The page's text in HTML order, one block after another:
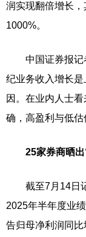
润实现翻倍增长
1000%。
中国证券报记
纪业务收入增长
因。在业内人士
确，高盈利与低估
25家券商晒出
截至7月14日记
2025年半年度业
告归母净利润同